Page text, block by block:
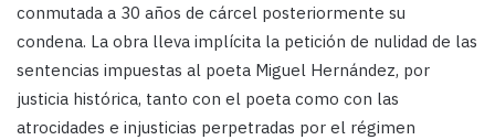
conmutada a 30 años de cárcel posteriormente su
condena. La obra lleva implícita la petición de nulidad de las
sentencias impuestas al poeta Miguel Hernández, por
justicia histórica, tanto con el poeta como con las
atrocidades e injusticias perpetradas por el régimen